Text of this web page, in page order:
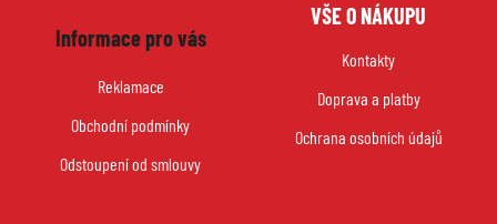
Informace pro vás
Reklamace
Obchodní podmínky
Odstoupení od smlouvy
VŠE O NÁKUPU
Kontakty
Doprava a platby
Ochrana osobních údajů